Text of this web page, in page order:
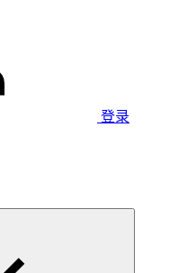
登录